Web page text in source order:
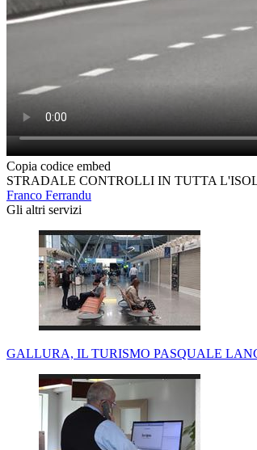
Copia codice embed
STRADALE CONTROLLI IN TUTTA
Franco Ferrandu
Gli altri servizi
GALLURA, IL TURISMO PASQUALE